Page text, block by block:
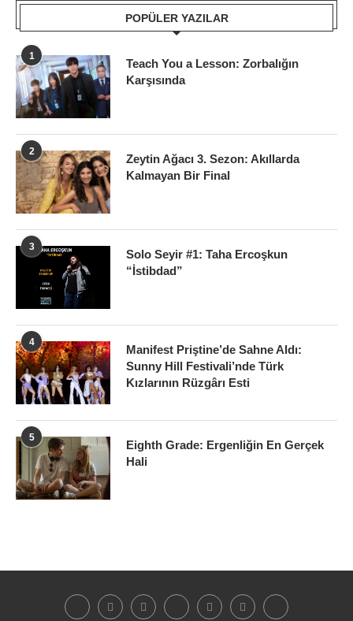
POPÜLER YAZILAR
1
Teach You a Lesson: Zorbalığın
Karşısında
2
Zeytin Ağacı 3. Sezon: Akıllarda
Kalmayan Bir Final
3
Solo Seyir #1: Taha Ercoşkun
“İstibdad”
4
Manifest Priştine’de Sahne Aldı:
Sunny Hill Festivali’nde Türk
Kızlarının Rüzgârı Esti
5
Eighth Grade: Ergenliğin En Gerçek
Hali